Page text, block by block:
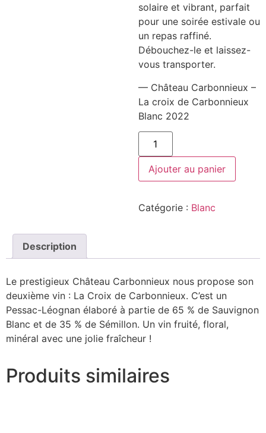
solaire et vibrant, parfait
pour une soirée estivale ou
un repas raffiné.
Débouchez-le et laissez-
vous transporter.
— Château Carbonnieux –
La croix de Carbonnieux
Blanc 2022
quantité
Château
Carbonnieux
La
de
Carbonnieux
Ajouter au panier
Catégorie : Blanc
Description
Le prestigieux Château Carbonnieux nous propose son
deuxième vin : La Croix de Carbonnieux. C’est un
Pessac-Léognan élaboré à partie de 65 % de Sauvignon
Blanc et de 35 % de Sémillon. Un vin fruité, floral,
minéral avec une jolie fraîcheur !
Produits similaires